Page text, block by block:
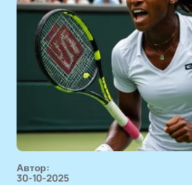
Автор:
30-10-2025